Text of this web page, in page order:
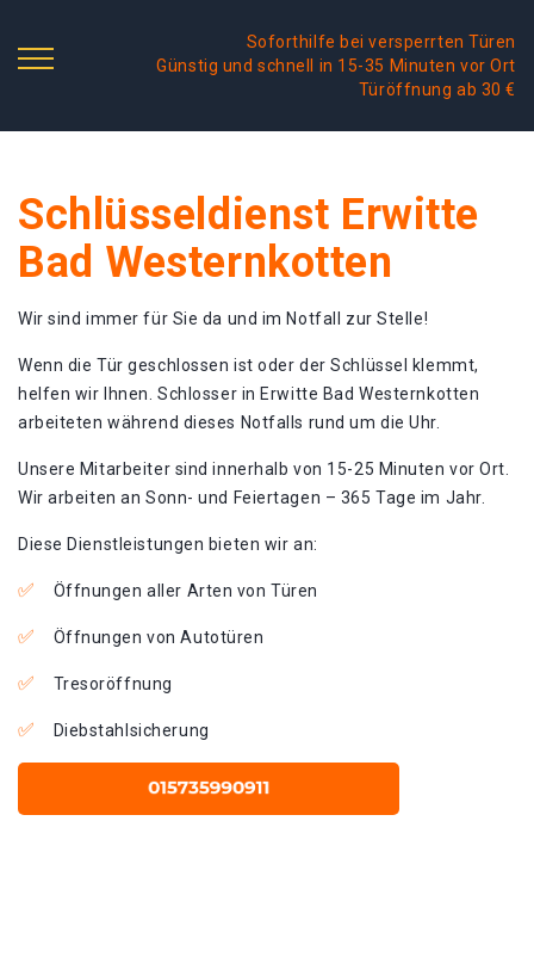
Soforthilfe bei versperrten Türen
Günstig und schnell in 15-35 Minuten vor Ort
Türöffnung ab 30 €
Schlüsseldienst Erwitte
Bad Westernkotten
Wir sind immer für Sie da und im Notfall zur Stelle!
Wenn die Tür geschlossen ist oder der Schlüssel klemmt,
helfen wir Ihnen. Schlosser in Erwitte Bad Westernkotten
arbeiteten während dieses Notfalls rund um die Uhr.
Unsere Mitarbeiter sind innerhalb von 15-25 Minuten vor Ort.
Wir arbeiten an Sonn- und Feiertagen – 365 Tage im Jahr.
Diese Dienstleistungen bieten wir an:
Öffnungen aller Arten von Türen
Öffnungen von Autotüren
Tresoröffnung
Diebstahlsicherung